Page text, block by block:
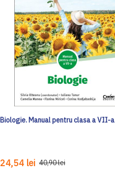
Biologie. Manual pentru clasa a VII-a
24,54 lei 40,90 lei